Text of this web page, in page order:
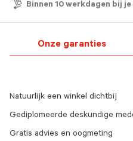
Binnen 10 werkdagen bij
Onze garanties
Natuurlijk een winkel dichtbij
Gediplomeerde deskundige
Gratis advies en oogmeting